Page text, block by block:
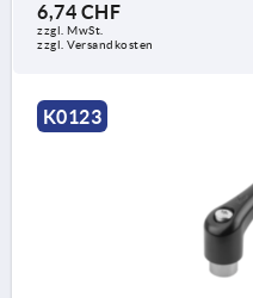
6,74 CHF
zzgl. MwSt.
zzgl. Versandkosten
K0123